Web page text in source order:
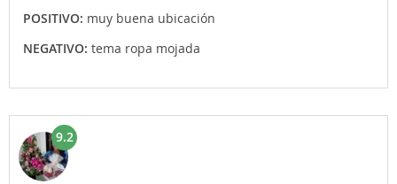
POSITIVO: muy buena ubicación
NEGATIVO: tema ropa mojada
9.2